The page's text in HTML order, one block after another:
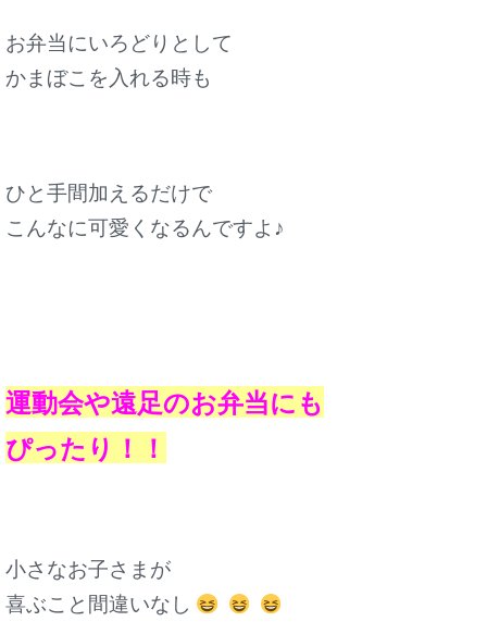
お弁当にいろどりとして
かまぼこを入れる時も
ひと手間加えるだけで
こんなに可愛くなるんですよ♪
運動会や遠足のお弁当にも
ぴったり！！
小さなお子さまが
喜ぶこと間違いなし